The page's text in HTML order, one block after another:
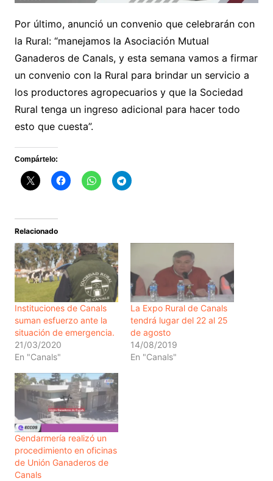
Por último, anunció un convenio que celebrarán con
la Rural: “manejamos la Asociación Mutual
Ganaderos de Canals, y esta semana vamos a firmar
un convenio con la Rural para brindar un servicio a
los productores agropecuarios y que la Sociedad
Rural tenga un ingreso adicional para hacer todo
esto que cuesta”.
Compártelo:
Relacionado
Instituciones de Canals
suman esfuerzo ante la
situación de emergencia.
21/03/2020
En "Canals"
La Expo Rural de Canals
tendrá lugar del 22 al 25
de agosto
14/08/2019
En "Canals"
Gendarmería realizó un
procedimiento en oficinas
de Unión Ganaderos de
Canals